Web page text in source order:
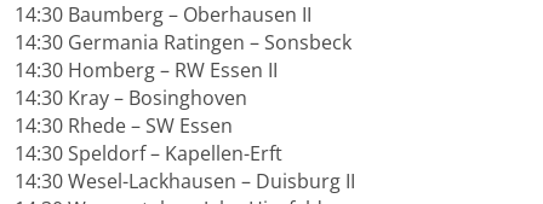
14:30 Baumberg – Oberhausen II
14:30 Germania Ratingen – Sonsbeck
14:30 Homberg – RW Essen II
14:30 Kray – Bosinghoven
14:30 Rhede – SW Essen
14:30 Speldorf – Kapellen-Erft
14:30 Wesel-Lackhausen – Duisburg II